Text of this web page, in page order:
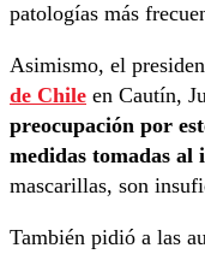
patologías más
Asimismo, el
de Chile en Cautín,
preocupación por
medidas tomadas
mascarillas, son
También pidió a las